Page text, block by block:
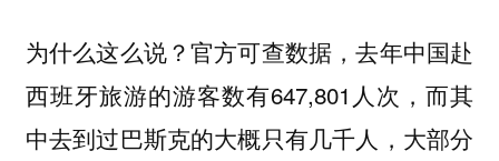
为什么这么说？官方可查数据，去年中国赴
西班牙旅游的游客数有647,801人次，而其
中去到过巴斯克的大概只有几千人，大部分